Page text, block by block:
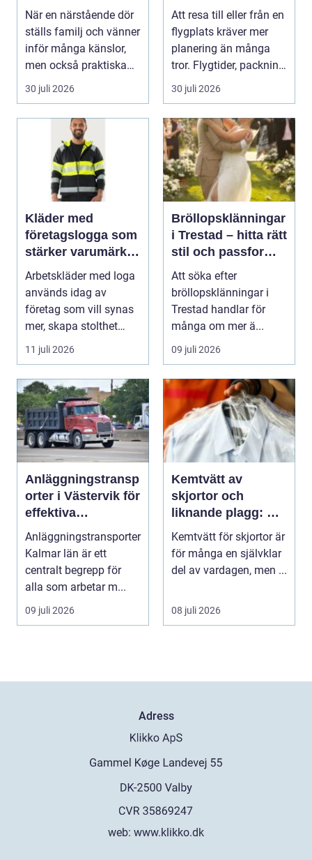
formas
När en närstående dör
ställs familj och vänner
inför många känslor,
men också praktiska
beslut. En b...
30 juli 2026
och smidig
Att resa till eller från en
flygplats kräver mer
planering än många
tror. Flygtider, packning,
säker...
30 juli 2026
Kläder med
företagslogga som
stärker varumärket
varje dag
Arbetskläder med loga
används idag av
företag som vill synas
mer, skapa stolthet
inte...
11 juli 2026
Bröllopsklänningar
i Trestad – hitta rätt
stil och passform
inför den stora
dagen
Att söka efter
bröllopsklänningar i
Trestad handlar för
många om mer ä...
09 juli 2026
Anläggningstransp
orter i Västervik för
effektiva
byggprojekt
Anläggningstransporter
Kalmar län är ett
centralt begrepp för
alla som arbetar m...
09 juli 2026
Kemtvätt av
skjortor och
liknande plagg: Så
fungerar
professionell
klädvård i
Kemtvätt för skjortor är
för många en självklar
del av vardagen, men ...
08 juli 2026
Adress
web: www.klikko.dk